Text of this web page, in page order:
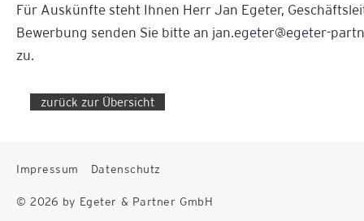
Für Auskünfte steht Ihnen Herr Jan Egeter,
Bewerbung senden Sie bitte an jan.egeter@egeter-
zu.
zurück zur Übersicht
Impressum Datenschutz
© 2026 by Egeter & Partner GmbH